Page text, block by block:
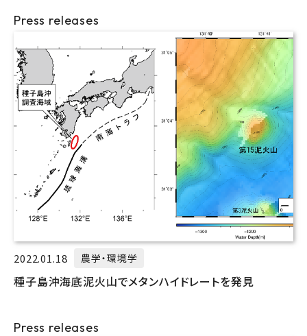
Press releases
2022.01.18 農学・環境学
種子島沖海底泥火山でメタンハイドレートを発見
Press releases